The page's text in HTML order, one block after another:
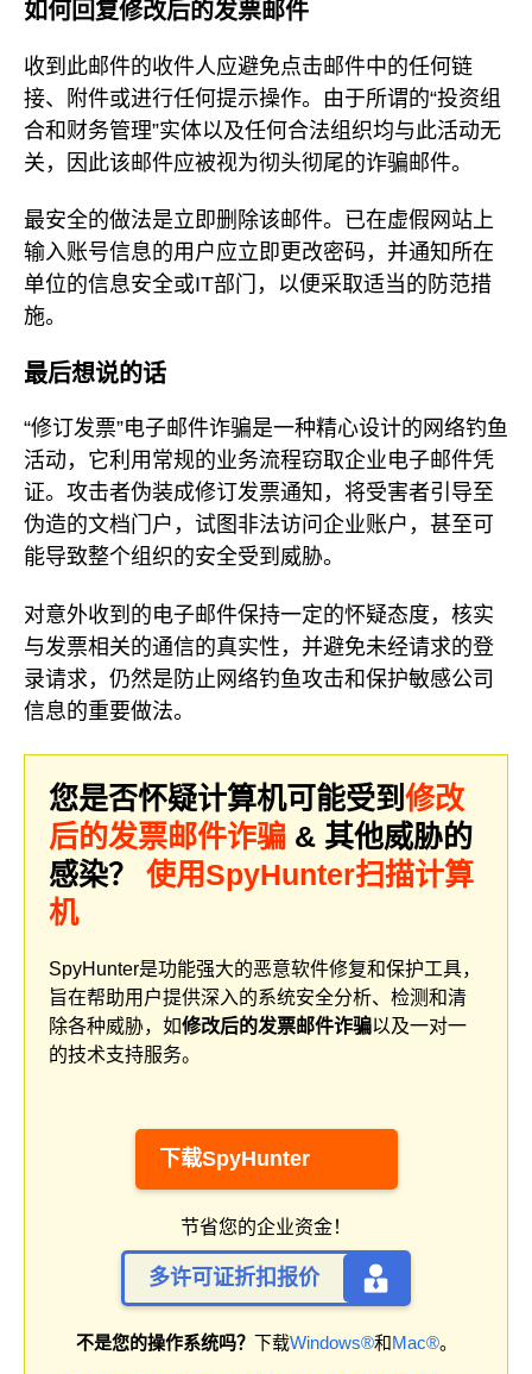
如何回复修改后的发票邮件
收到此邮件的收件人应避免点击邮件中的任何链
接、附件或进行任何提示操作。由于所谓的“投资组
合和财务管理”实体以及任何合法组织均与此活动无
关，因此该邮件应被视为彻头彻尾的诈骗邮件。
最安全的做法是立即删除该邮件。已在虚假网站上
输入账号信息的用户应立即更改密码，并通知所在
单位的信息安全或IT部门，以便采取适当的防范措
施。
最后想说的话
“修订发票”电子邮件诈骗是一种精心设计的网络钓鱼
活动，它利用常规的业务流程窃取企业电子邮件凭
证。攻击者伪装成修订发票通知，将受害者引导至
伪造的文档门户，试图非法访问企业账户，甚至可
能导致整个组织的安全受到威胁。
对意外收到的电子邮件保持一定的怀疑态度，核实
与发票相关的通信的真实性，并避免未经请求的登
录请求，仍然是防止网络钓鱼攻击和保护敏感公司
信息的重要做法。
您是否怀疑计算机可能受到 修改
后的发票邮件诈骗 & 其他威胁的
感染？ 使用SpyHunter扫描计算
机
SpyHunter是功能强大的恶意软件修复和保护工具，
旨在帮助用户提供深入的系统安全分析、检测和清
除各种威胁，如修改后的发票邮件诈骗以及一对一
的技术支持服务。
下载SpyHunter
节省您的企业资金！
多许可证折扣报价
不是您的操作系统吗？ 下载Windows®和Mac®。